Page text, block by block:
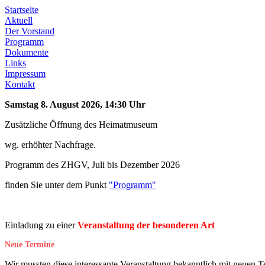
Startseite
Aktuell
Der Vorstand
Programm
Dokumente
Links
Impressum
Kontakt
Samstag 8. August 2026, 14:30 Uhr
Zusätzliche Öffnung des Heimatmuseum
wg. erhöhter Nachfrage.
Programm des ZHGV, Juli bis Dezember 2026
finden Sie unter dem Punkt "Programm"
Einladung zu einerVeranstaltung der besonderen Art
Neue Termine